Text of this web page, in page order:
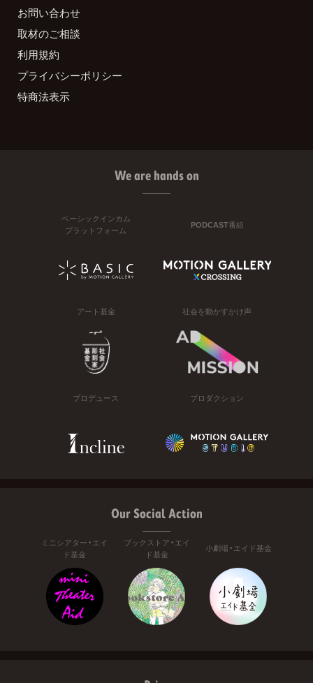
お問い合わせ
取材のご相談
利用規約
プライバシーポリシー
特商法表示
We are hands on
ベーシックインカム
プラットフォーム
PODCAST番組
アート基金 社会を動かすかけ声
プロデュース プロダクション
Our Social Action
ミニシアター・エイ
ド基金
ブックストア・エイ
ド基金
小劇場・エイド基金